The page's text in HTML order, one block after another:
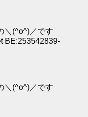
＼(^o^)／です
BE:253542839-
＼(^o^)／です